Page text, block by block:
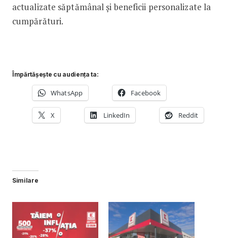
actualizate săptămânal și beneficii personalizate la
cumpărături.
Împărtășește cu audiența ta:
WhatsApp Facebook
X LinkedIn Reddit
Similare